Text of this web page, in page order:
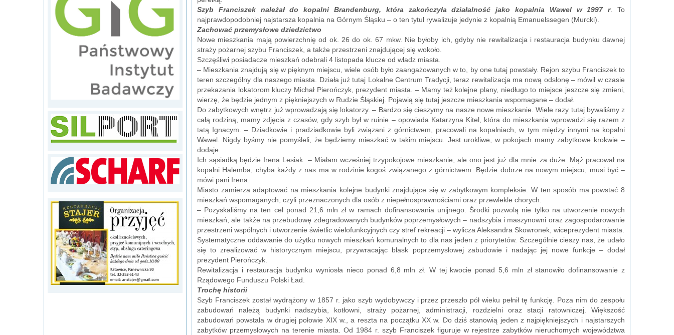
Szyb Franciszek należał do kopalni Brandenburg, która zakończyła działalność jako kopalnia Wawel w 1997 r. To
najprawdopodobniej najstarsza kopalnia na Górnym Śląsku – o ten tytuł rywalizuje jedynie z kopalnią Emanuelssegen (Murcki).
Zachować przemysłowe dziedzictwo
Nowe mieszkania mają powierzchnię od ok. 26 do ok. 67 mkw. Nie byłoby ich, gdyby nie rewitalizacja i restauracja budynku dawnej
straży pożarnej szybu Franciszek, a także przestrzeni znajdującej się wokoło.
Szczęśliwi posiadacze mieszkań odebrali 4 listopada klucze od władz miasta.
– Mieszkania znajdują się w pięknym miejscu, wiele osób było zaangażowanych w to, by one tutaj powstały. Rejon szybu Franciszek to
teren szczególny dla naszego miasta. Działa już tutaj Lokalne Centrum Tradycji, teraz rewitalizacja ma nową odsłonę – mówił w czasie
przekazania lokatorom kluczy Michał Pierończyk, prezydent miasta. – Mamy też kolejne plany, niedługo to miejsce jeszcze się zmieni,
wierzę, że będzie jednym z piękniejszych w Rudzie Śląskiej. Pojawią się tutaj jeszcze mieszkania wspomagane – dodał.
Do zabytkowych wnętrz już wprowadzają się lokatorzy. – Bardzo się cieszymy na nasze nowe mieszkanie. Wiele razy tutaj bywaliśmy z
całą rodziną, mamy zdjęcia z czasów, gdy szyb był w ruinie – opowiada Katarzyna Kitel, która do mieszkania wprowadzi się razem z
tatą Ignacym. – Dziadkowie i pradziadkowie byli związani z górnictwem, pracowali na kopalniach, w tym między innymi na kopalni
Wawel. Nigdy byśmy nie pomyśleli, że będziemy mieszkać w takim miejscu. Jest urokliwe, w pokojach mamy zabytkowe krokwie –
dodaje.
Ich sąsiadką będzie Irena Lesiak. – Miałam wcześniej trzypokojowe mieszkanie, ale ono jest już dla mnie za duże. Mąż pracował na
kopalni Halemba, chyba każdy z nas ma w rodzinie kogoś związanego z górnictwem. Będzie dobrze na nowym miejscu, musi być –
mówi pani Irena.
Miasto zamierza adaptować na mieszkania kolejne budynki znajdujące się w zabytkowym kompleksie. W ten sposób ma powstać 8
mieszkań wspomaganych, czyli przeznaczonych dla osób z niepełnosprawnościami oraz przewlekle chorych.
– Pozyskaliśmy na ten cel ponad 21,6 mln zł w ramach dofinansowania unijnego. Środki pozwolą nie tylko na utworzenie nowych
mieszkań, ale także na przebudowę zdegradowanych budynków poprzemysłowych – nadszybia i maszynowni oraz zagospodarowanie
przestrzeni wspólnych i utworzenie świetlic wielofunkcyjnych czy stref rekreacji – wylicza Aleksandra Skowronek, wiceprezydent miasta.
Systematyczne oddawanie do użytku nowych mieszkań komunalnych to dla nas jeden z priorytetów. Szczególnie cieszy nas, że udało
się to zrealizować w historycznym miejscu, przywracając blask poprzemysłowej zabudowie i nadając jej nowe funkcje – dodał
prezydent Pierończyk.
Rewitalizacja i restauracja budynku wyniosła nieco ponad 6,8 mln zł. W tej kwocie ponad 5,6 mln zł stanowiło dofinansowanie z
Rządowego Funduszu Polski Ład.
Trochę historii
Szyb Franciszek został wydrążony w 1857 r. jako szyb wydobywczy i przez przeszło pół wieku pełnił tę funkcję. Poza nim do zespołu
zabudowań należą budynki nadszybia, kotłowni, straży pożarnej, administracji, rozdzielni oraz stacji ratowniczej. Większość
zabudowań powstała w drugiej połowie XIX w., a reszta na początku XX w. Do dziś stanowią jeden z najpiękniejszych i najstarszych
zabytków przemysłowych na terenie miasta. Od 1984 r. szyb Franciszek figuruje w rejestrze zabytków nieruchomych województwa